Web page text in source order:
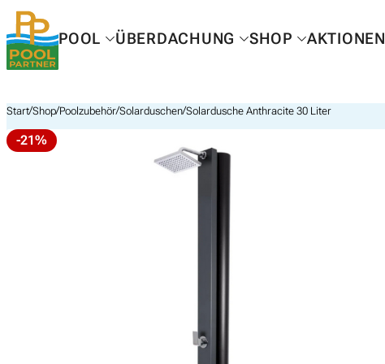
Zum
Inhalt
springen
POOL ÜBERDACHUNG SHOP AKTIONEN
Start/Shop/Poolzubehör/Solarduschen/Solardusche Anthracite 30 Liter
-21%